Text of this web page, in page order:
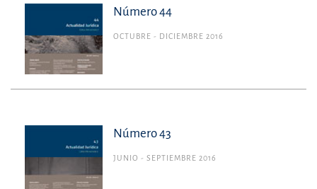
Número 44
OCTUBRE - DICIEMBRE 2016
Número 43
JUNIO - SEPTIEMBRE 2016